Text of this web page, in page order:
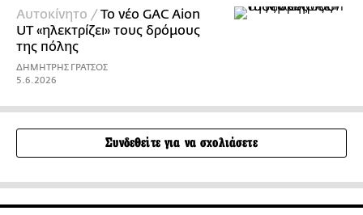
Αυτοκίνητο /Το νέο GAC Aion
UT «ηλεκτρίζει» τους δρόμους
της πόλης
ΔΗΜΗΤΡΗΣ ΓΡΑΤΣΟΣ
5.6.2026
Συνδεθείτε για να σχολιάσετε